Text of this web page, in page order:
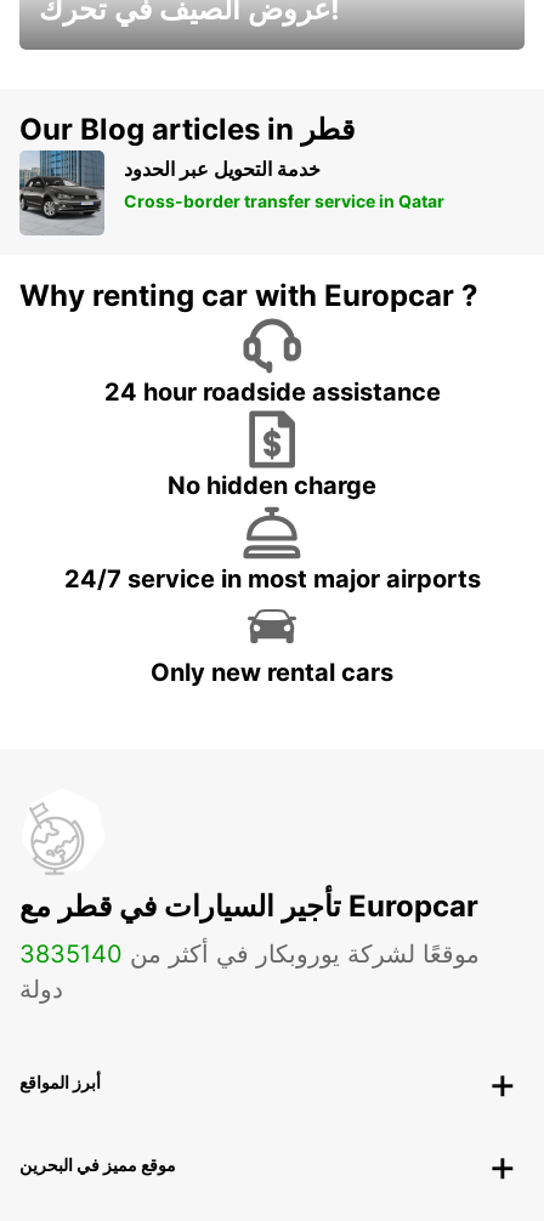
عروض الصيف في تحرك!
Our Blog articles in قطر
خدمة التحويل عبر الحدود
Cross-border transfer service in Qatar
Why renting car with Europcar ?
24 hour roadside assistance
No hidden charge
24/7 service in most major airports
Only new rental cars
تأجير السيارات في قطر مع Europcar
3835 موقعًا لشركة يوروبكار في أكثر من 140
دولة
أبرز المواقع
موقع مميز في البحرين